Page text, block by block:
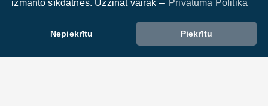
izmanto sīkdatnes. Uzzināt vairāk – Privātuma Politika
Nepiekrītu Piekrītu